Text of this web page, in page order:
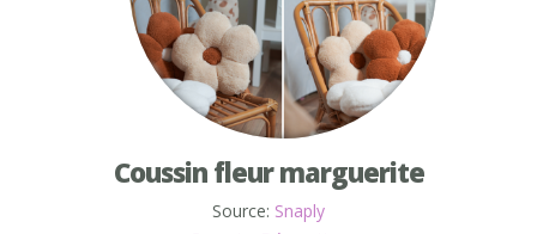
Coussin fleur marguerite
Source: Snaply